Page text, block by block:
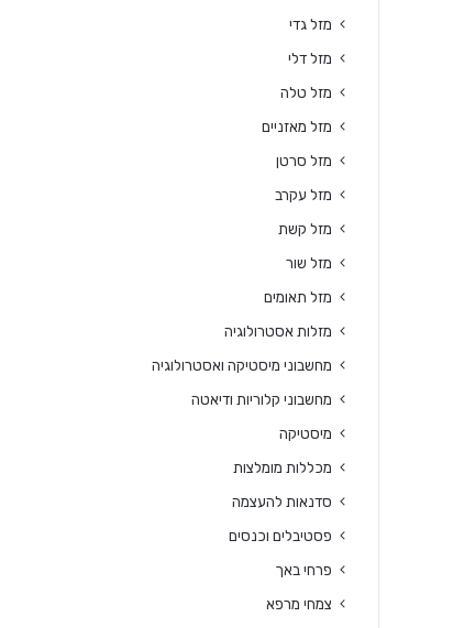
מזל גדי
מזל דלי
מזל טלה
מזל מאזניים
מזל סרטן
מזל עקרב
מזל קשת
מזל שור
מזל תאומים
מזלות אסטרולוגיה
מחשבוני מיסטיקה ואסטרולוגיה
מחשבוני קלוריות ודיאטה
מיסטיקה
מכללות מומלצות
סדנאות להעצמה
פסטיבלים וכנסים
פרחי באך
צמחי מרפא